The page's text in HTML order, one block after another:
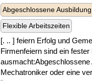
Abgeschlossene Ausbildung
Flexible Arbeitszeiten
[. .. ] feiern Erfolg und
Firmenfeiern sind ein
Mechatroniker oder eine